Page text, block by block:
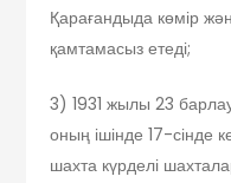
Қарағандыда көмір
қамтамасыз етеді;
3) 1931 жылы 23
оның ішінде 17-сінде
шахта күрделі